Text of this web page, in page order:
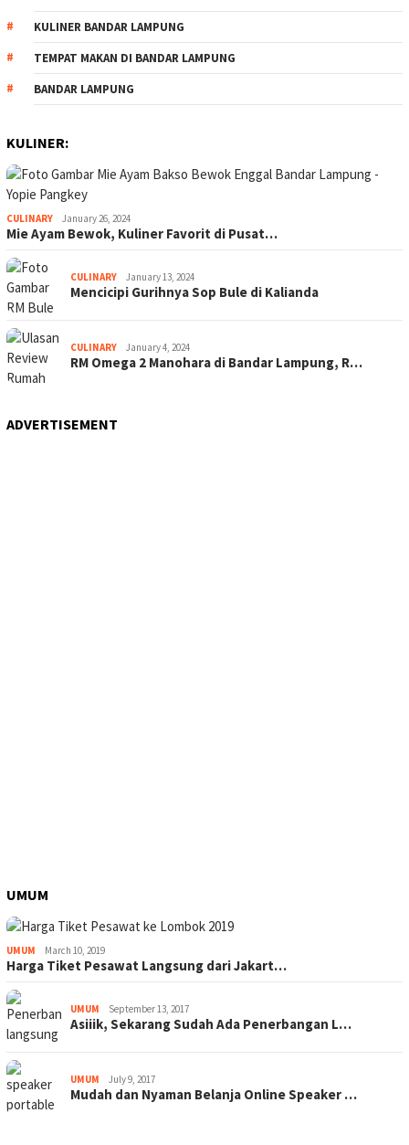
KULINER BANDAR LAMPUNG
TEMPAT MAKAN DI BANDAR LAMPUNG
BANDAR LAMPUNG
KULINER:
CULINARY January 26, 2024
Mie Ayam Bewok, Kuliner Favorit di Pusat…
CULINARY January 13, 2024
Mencicipi Gurihnya Sop Bule di Kalianda
CULINARY January 4, 2024
RM Omega 2 Manohara di Bandar Lampung, R…
ADVERTISEMENT
UMUM
UMUM March 10, 2019
Harga Tiket Pesawat Langsung dari Jakart…
UMUM September 13, 2017
Asiiik, Sekarang Sudah Ada Penerbangan L…
UMUM July 9, 2017
Mudah dan Nyaman Belanja Online Speaker …